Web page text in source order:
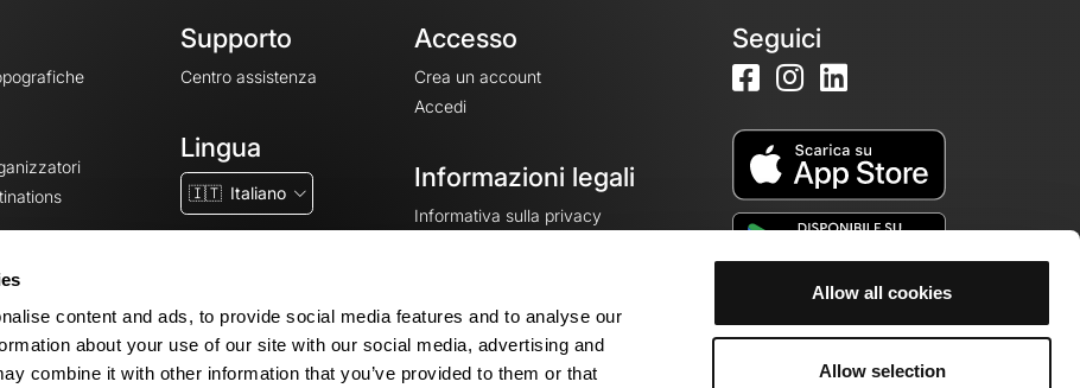
content and ads, to provide social media features and to analyse our
about your use of our site with our social media, advertising and
combine it with other information that you’ve provided to them or that
Allow all cookies
Allow selection
Supporto
Centro assistenza
Lingua
🇮🇹 Italiano
Accesso
Crea un account
Accedi
Informazioni legali
Informativa sulla privacy
Impostazioni dei cookie
Seguici